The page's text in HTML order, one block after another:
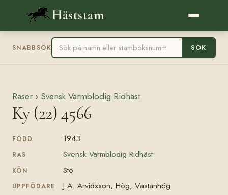
Häststam
SNABBSÖK SÖK
Raser › Svensk Varmblodig Ridhäst
Ky (22) 4566
FÖDD 1943
RAS Svensk Varmblodig Ridhäst
KÖN Sto
UPPFÖDARE J.A. Arvidsson, Hög, Västanhög